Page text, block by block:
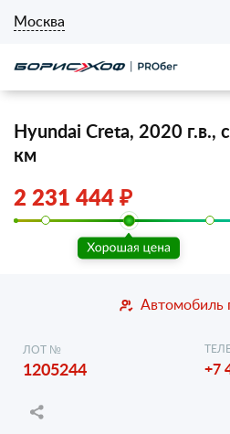
Москва
Hyundai Creta, 2020 г.в.,
км
2 231 444 ₽
Автомобиль
ЛОТ №
1205244 +7